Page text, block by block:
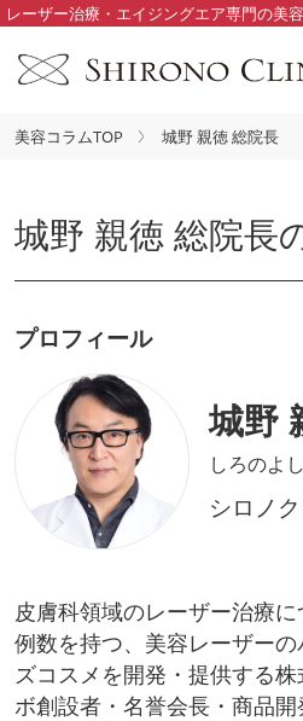
レーザー治療・エイジングエア専門の美
美容コラムTOP 城野 親徳 総院長
城野 親徳 総院長
プロフィール
城野
しろのよ
シロノ
皮膚科領域のレーザー治療
例数を持つ、美容レーザー
ズコスメを開発・提供する
ボ創設者・名誉会長・商品開